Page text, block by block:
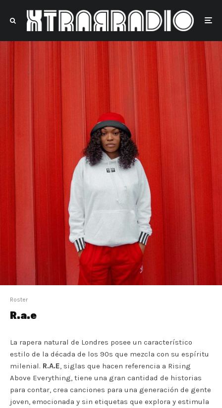
Roster
R.a.e
La rapera natural de Londres posee un característico
estilo de la década de los 90s que mezcla con su espíritu
milenial. R.A.E, siglas que hacen referencia a Rising
Above Everything, tiene una gran cantidad de historias
para contar, crea canciones para una generación de gente
joven, emocionada y sin etiquetas que explora y estimula